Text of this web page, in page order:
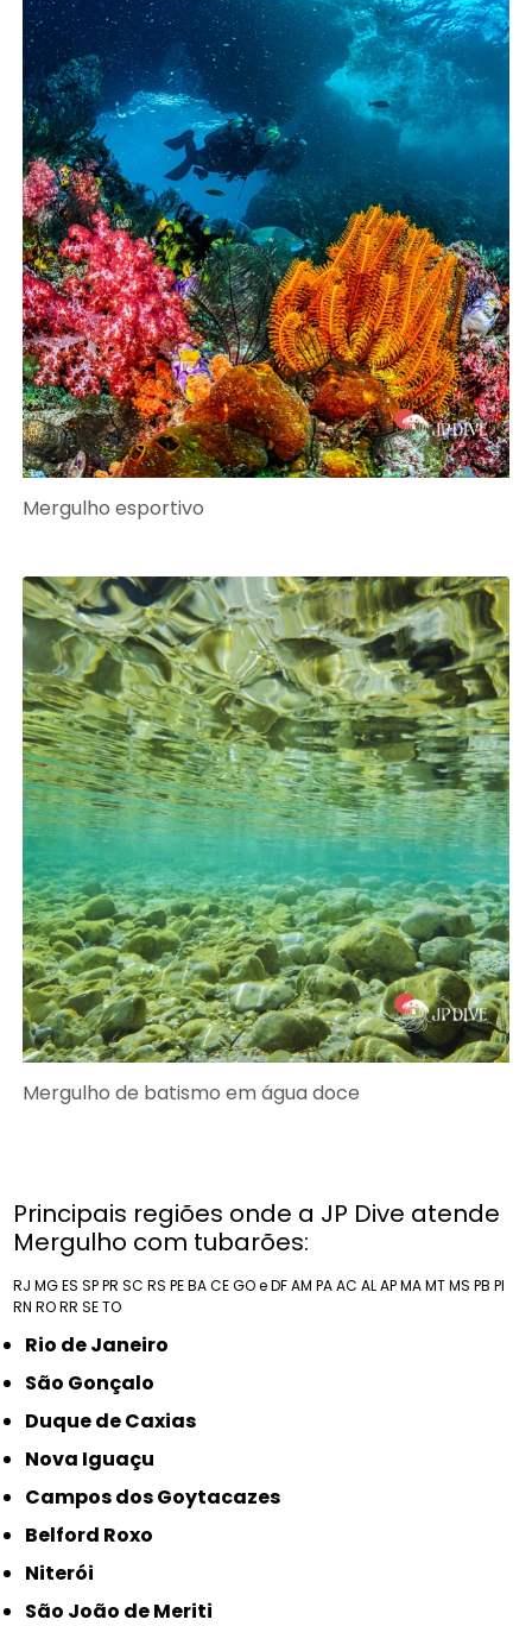
Mergulho esportivo
Mergulho de batismo em água doce
Principais regiões onde a JP Dive atende
Mergulho com tubarões:
RJ MGES SPPR SC RS PEBACEGO e DFAM PAAC ALAPMAMTMS PB PI
RN RORR SETO
Rio de Janeiro
São Gonçalo
Duque de Caxias
Nova Iguaçu
Campos dos Goytacazes
Belford Roxo
Niterói
São João de Meriti